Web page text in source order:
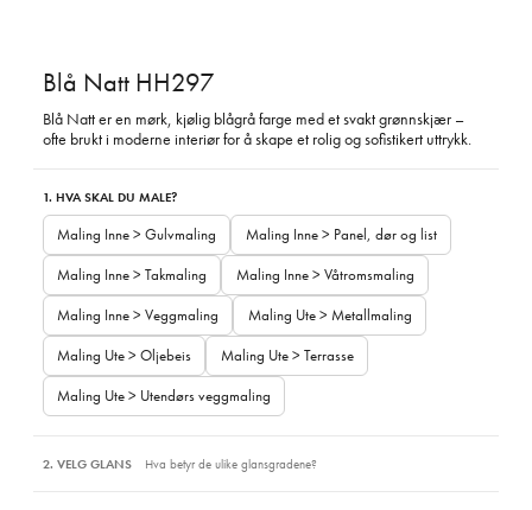
Blå Natt HH297
Blå Natt er en mørk, kjølig blågrå farge med et svakt grønnskjær –
ofte brukt i moderne interiør for å skape et rolig og sofistikert uttrykk.
1. HVA SKAL DU MALE?
Maling Inne > Gulvmaling
Maling Inne > Panel, dør og list
Maling Inne > Takmaling
Maling Inne > Våtromsmaling
Maling Inne > Veggmaling
Maling Ute > Metallmaling
Maling Ute > Oljebeis
Maling Ute > Terrasse
Maling Ute > Utendørs veggmaling
2. VELG GLANS Hva betyr de ulike glansgradene?